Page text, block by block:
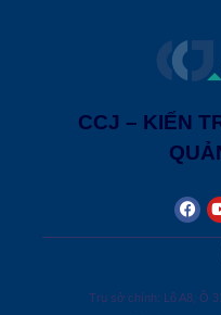
CCJ – KIẾN
Trụ sở chính: Lô A8, Ô